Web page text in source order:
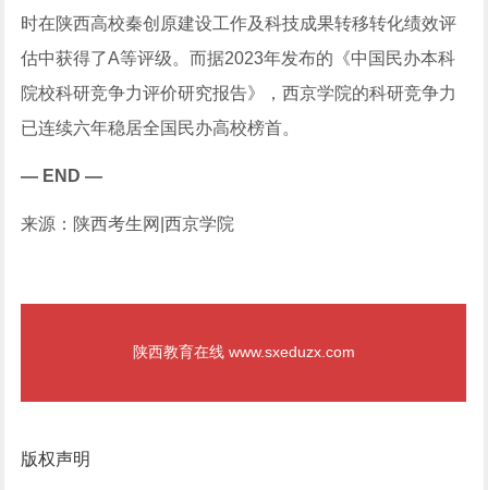
时在陕西高校秦创原建设工作及科技成果转移转化绩效评
估中获得了A等评级。而据2023年发布的《中国民办本科
院校科研竞争力评价研究报告》，西京学院的科研竞争力
已连续六年稳居全国民办高校榜首。
— END—
来源：陕西考生网|西京学院
陕西教育在线 www.sxeduzx.com
版权声明